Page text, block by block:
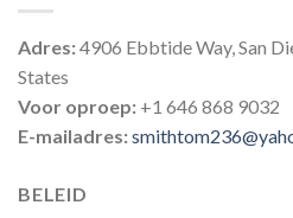
Adres:4906 Ebbtide Way, San
States
Voor oproep: +1 646 868 9032
E-mailadres:
BELEID